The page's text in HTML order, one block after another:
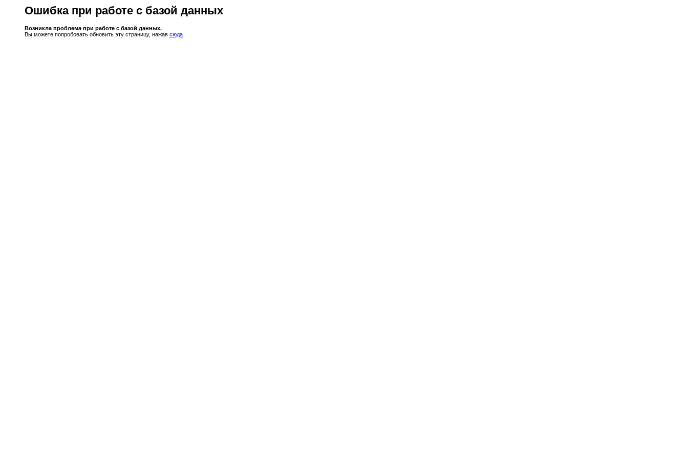
Ошибка при работе с базой данных
Возникла проблема при работе с базой данных.
Вы можете попробовать обновить эту страницу, нажав сюда